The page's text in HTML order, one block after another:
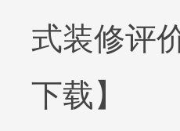
式装修评
下载】